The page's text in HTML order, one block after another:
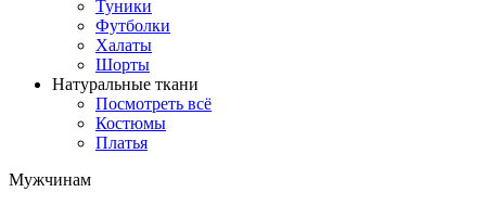
Туники
Футболки
Халаты
Шорты
Натуральные ткани
Посмотреть всё
Костюмы
Платья
Мужчинам